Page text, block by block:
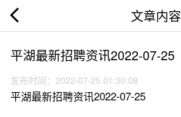
文章内容
平湖最新招聘资讯2022-07-25
发布时间：2022-07-25 01:30:08
平湖最新招聘资讯2022-07-25